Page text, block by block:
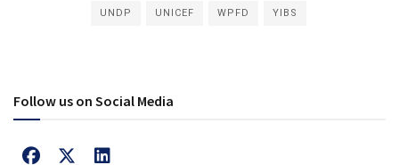
UNDP UNICEF WPFD YIBS
Follow us on Social Media